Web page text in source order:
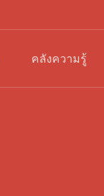
คลังความรู้